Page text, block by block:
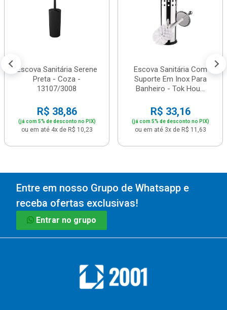
Escova Sanitária Serene
Preta - Coza -
13107/3008
R$ 38,86
(já com 5% de desconto no PIX)
ou em até 4x de R$ 10,23
Escova Sanitária Com
Suporte Em Inox Para
Banheiro - Tok Hou...
R$ 33,16
(já com 5% de desconto no PIX)
ou em até 3x de R$ 11,63
Entre em nosso Grupo de Whatsapp e
receba ofertas exclusivas!
Entrar no grupo